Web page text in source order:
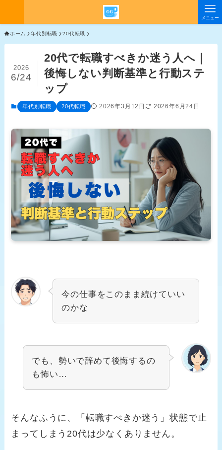
メニュー
ホーム 年代別転職 20代転職
20代で転職すべきか迷う人へ｜
後悔しない判断基準と行動ステ
ップ
2026
6/24
年代別転職 20代転職 2026年3月12日 2026年6月24日
今の仕事をこのまま続けていい
のかな
でも、勢いで辞めて後悔するの
も怖い…
そんなふうに、「転職すべきか迷う」状態で止
まってしまう20代は少なくありません。